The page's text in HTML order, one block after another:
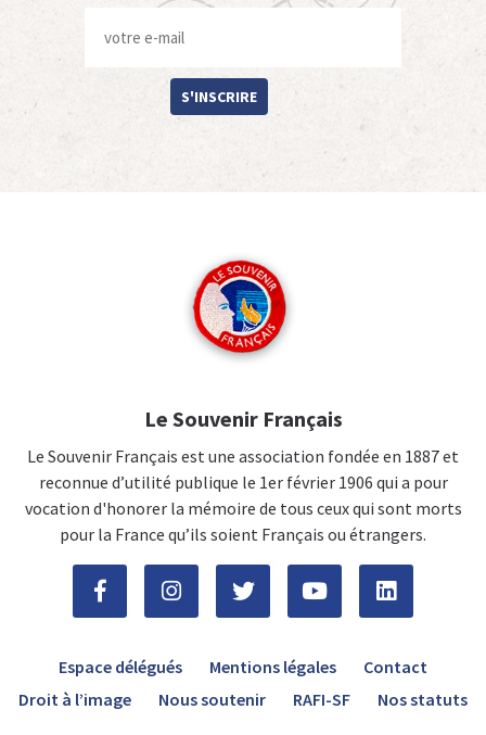
S'INSCRIRE
Le Souvenir Français
Le Souvenir Français est une association fondée en 1887 et
reconnue d’utilité publique le 1er février 1906 qui a pour
vocation d'honorer la mémoire de tous ceux qui sont morts
pour la France qu’ils soient Français ou étrangers.
Espace délégués Mentions légales
Contact
Droit à l’image
Nous soutenir RAFI-SF Nos statuts